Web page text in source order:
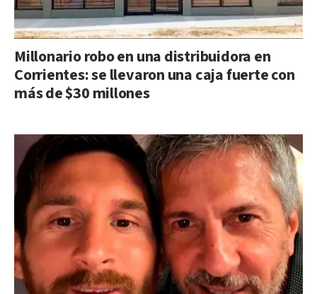
Millonario robo en una distribuidora en
Corrientes: se llevaron una caja fuerte con
más de $30 millones